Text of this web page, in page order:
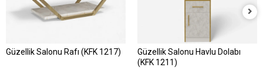
Güzellik Salonu Rafı (KFK 1217)
Güzellik Salonu Havlu Dolabı
(KFK 1211)